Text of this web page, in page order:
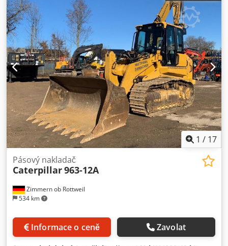
1 / 17
Zimmern ob Rottweil
534 km
Pásový nakladač
Caterpillar963-12A
Informace o ceně Zavolat